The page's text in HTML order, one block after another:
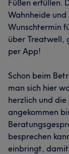
Füßen erfüllen.
Wahnheide
Wunschtermin
über Treatwell,
per App!
Schon beim
man sich hier
herzlich und
angekommen
besprechen
einbringt, damit